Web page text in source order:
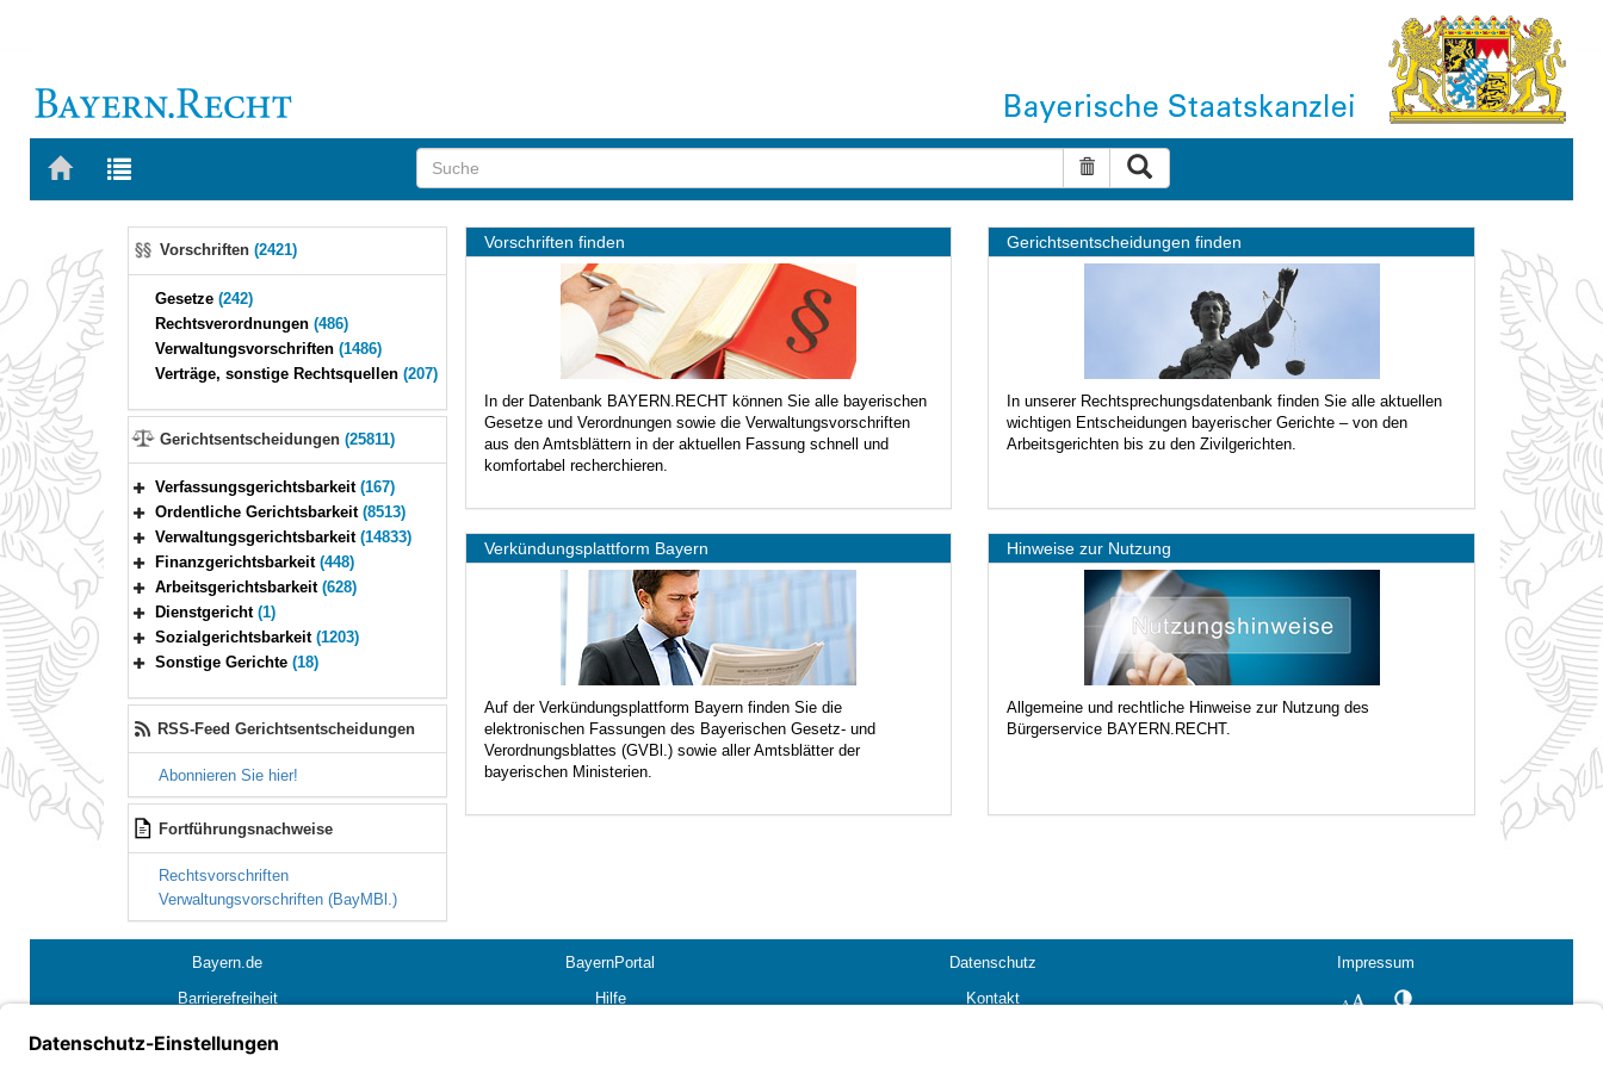
StartseiteZur
Suche
Suche zurücksetzen
Navigation
Vorschriften (2421)
Gesetze (242)
Rechtsverordnungen (486)
Verwaltungsvorschriften (1486)
Verträge, sonstige Rechtsquellen (207)
Gerichtsentscheidungen (25811)
Bereich erweitern
Verfassungsgerichtsbarkeit (167)
Bereich erweitern
Ordentliche Gerichtsbarkeit (8513)
Bereich erweitern
Verwaltungsgerichtsbarkeit (14833)
Bereich erweitern
Finanzgerichtsbarkeit (448)
Bereich erweitern
Arbeitsgerichtsbarkeit (628)
Bereich erweitern
Dienstgericht (1)
Bereich erweitern
Sozialgerichtsbarkeit (1203)
Sonstige Gerichte (18)
RSS-Feed Gerichtsentscheidungen
Abonnieren Sie hier!
Fortführungsnachweise
Rechtsvorschriften
Verwaltungsvorschriften (BayMBl.)
Startseite
Vorschriften finden
In der Datenbank BAYERN.RECHT können Sie alle bayerischen
Gesetze und Verordnungen sowie die Verwaltungsvorschriften
aus den Amtsblättern in der aktuellen Fassung schnell und
komfortabel recherchieren.
Gerichtsentscheidungen finden
In unserer Rechtsprechungsdatenbank finden Sie alle aktuellen
wichtigen Entscheidungen bayerischer Gerichte – von den
Arbeitsgerichten bis zu den Zivilgerichten.
Verkündungsplattform Bayern
Auf der Verkündungsplattform Bayern finden Sie die
elektronischen Fassungen des Bayerischen Gesetz- und
Verordnungsblattes (GVBl.) sowie aller Amtsblätter der
bayerischen Ministerien.
Hinweise zur Nutzung
Allgemeine und rechtliche Hinweise zur Nutzung des
Bürgerservice BAYERN.RECHT.
Bayern.de BayernPortal Datenschutz
Impressum
Barrierefreiheit
Hilfe Kontakt SchriftgrößeKontrastwechsel